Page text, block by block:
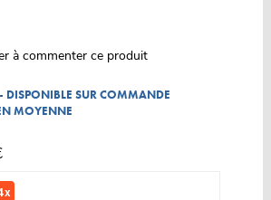
à commenter ce produit
DISPONIBLE SUR COMMANDE
MOYENNE
x